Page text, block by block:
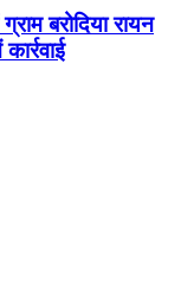
बरोदिया रायन